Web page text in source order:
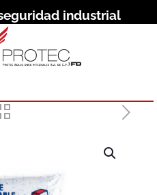
industrial